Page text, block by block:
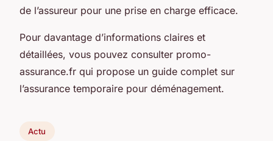
de l’assureur pour une prise en charge efficace.
Pour davantage d’informations claires et
détaillées, vous pouvez consulter promo-
assurance.fr qui propose un guide complet sur
l’assurance temporaire pour déménagement.
Actu